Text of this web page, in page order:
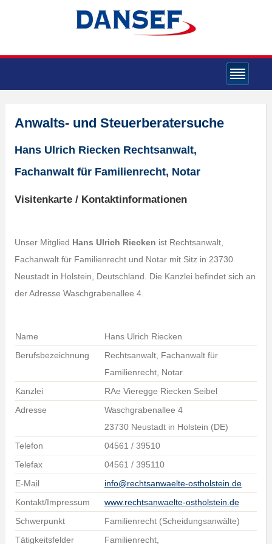
Anwalts- und Steuerberatersuche
Hans Ulrich Riecken Rechtsanwalt,
Fachanwalt für Familienrecht, Notar
Visitenkarte / Kontaktinformationen
Unser Mitglied Hans Ulrich Riecken ist Rechtsanwalt,
Fachanwalt für Familienrecht und Notar mit Sitz in 23730
Neustadt in Holstein, Deutschland. Die Kanzlei befindet sich an
der Adresse Waschgrabenallee 4.
Name
Hans Ulrich Riecken
Berufsbezeichnung
Rechtsanwalt, Fachanwalt für
Familienrecht, Notar
Kanzlei
RAe Vieregge Riecken Seibel
Adresse
Waschgrabenallee 4
23730 Neustadt in Holstein (DE)
Telefon
04561 / 39510
Telefax
04561 / 395110
E-Mail
info@rechtsanwaelte-ostholstein.de
Kontakt/Impressum
www.rechtsanwaelte-ostholstein.de
Schwerpunkt
Familienrecht (Scheidungsanwälte)
Tätigkeitsfelder
Familienrecht,